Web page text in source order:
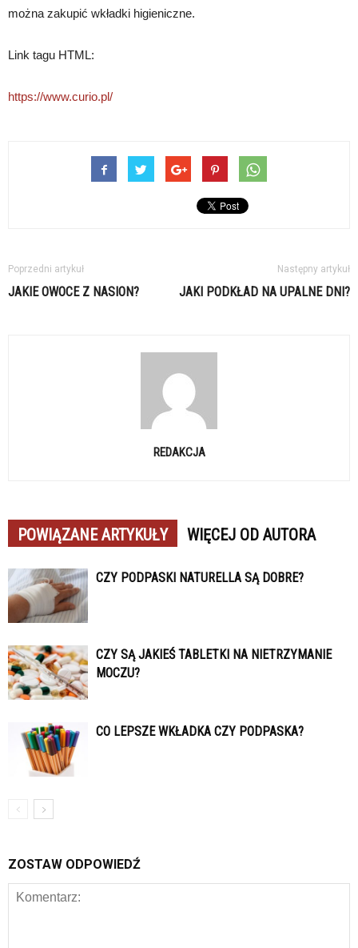
można zakupić wkładki higieniczne.
Link tagu HTML:
https://www.curio.pl/
Poprzedni artykuł
JAKIE OWOCE Z NASION?
Następny artykuł
JAKI PODKŁAD NA UPALNE DNI?
REDAKCJA
POWIĄZANE ARTYKUŁY WIĘCEJ OD AUTORA
CZY PODPASKI NATURELLA SĄ DOBRE?
CZY SĄ JAKIEŚ TABLETKI NA NIETRZYMANIE
MOCZU?
CO LEPSZE WKŁADKA CZY PODPASKA?
ZOSTAW ODPOWIEDŹ